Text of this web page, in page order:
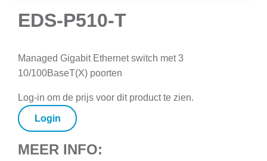
EDS-P510-T
Managed Gigabit Ethernet switch met 3
10/100BaseT(X) poorten
Log-in om de prijs voor dit product te zien.
Login
MEER INFO: